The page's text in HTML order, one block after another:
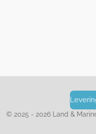
© 2025 - 2026 Land &